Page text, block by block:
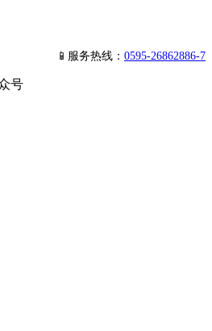
📱服务热线： 0595-26862886-7